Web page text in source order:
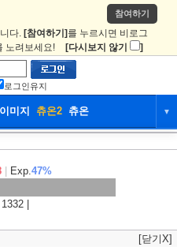
참여하기
다. [참여하기] 를 누르시면 비로그
노려보세요! [다시보지 않기 ]
로그인유지
이미지 츄온2 츄온 ▼
츄온2
Exp.47%
|
[닫기X]